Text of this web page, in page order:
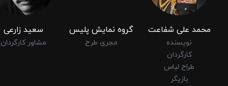
محمد علی شفاعت
نویسنده
کارگردان
طراح لباس
بازیگر
گروه نمایش پلیس
مجری طرح
سعید زارعی
مشاور کارگردان